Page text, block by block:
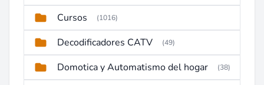
Cursos (1016)
Decodificadores CATV (49)
Domotica y Automatismo del hogar (38)